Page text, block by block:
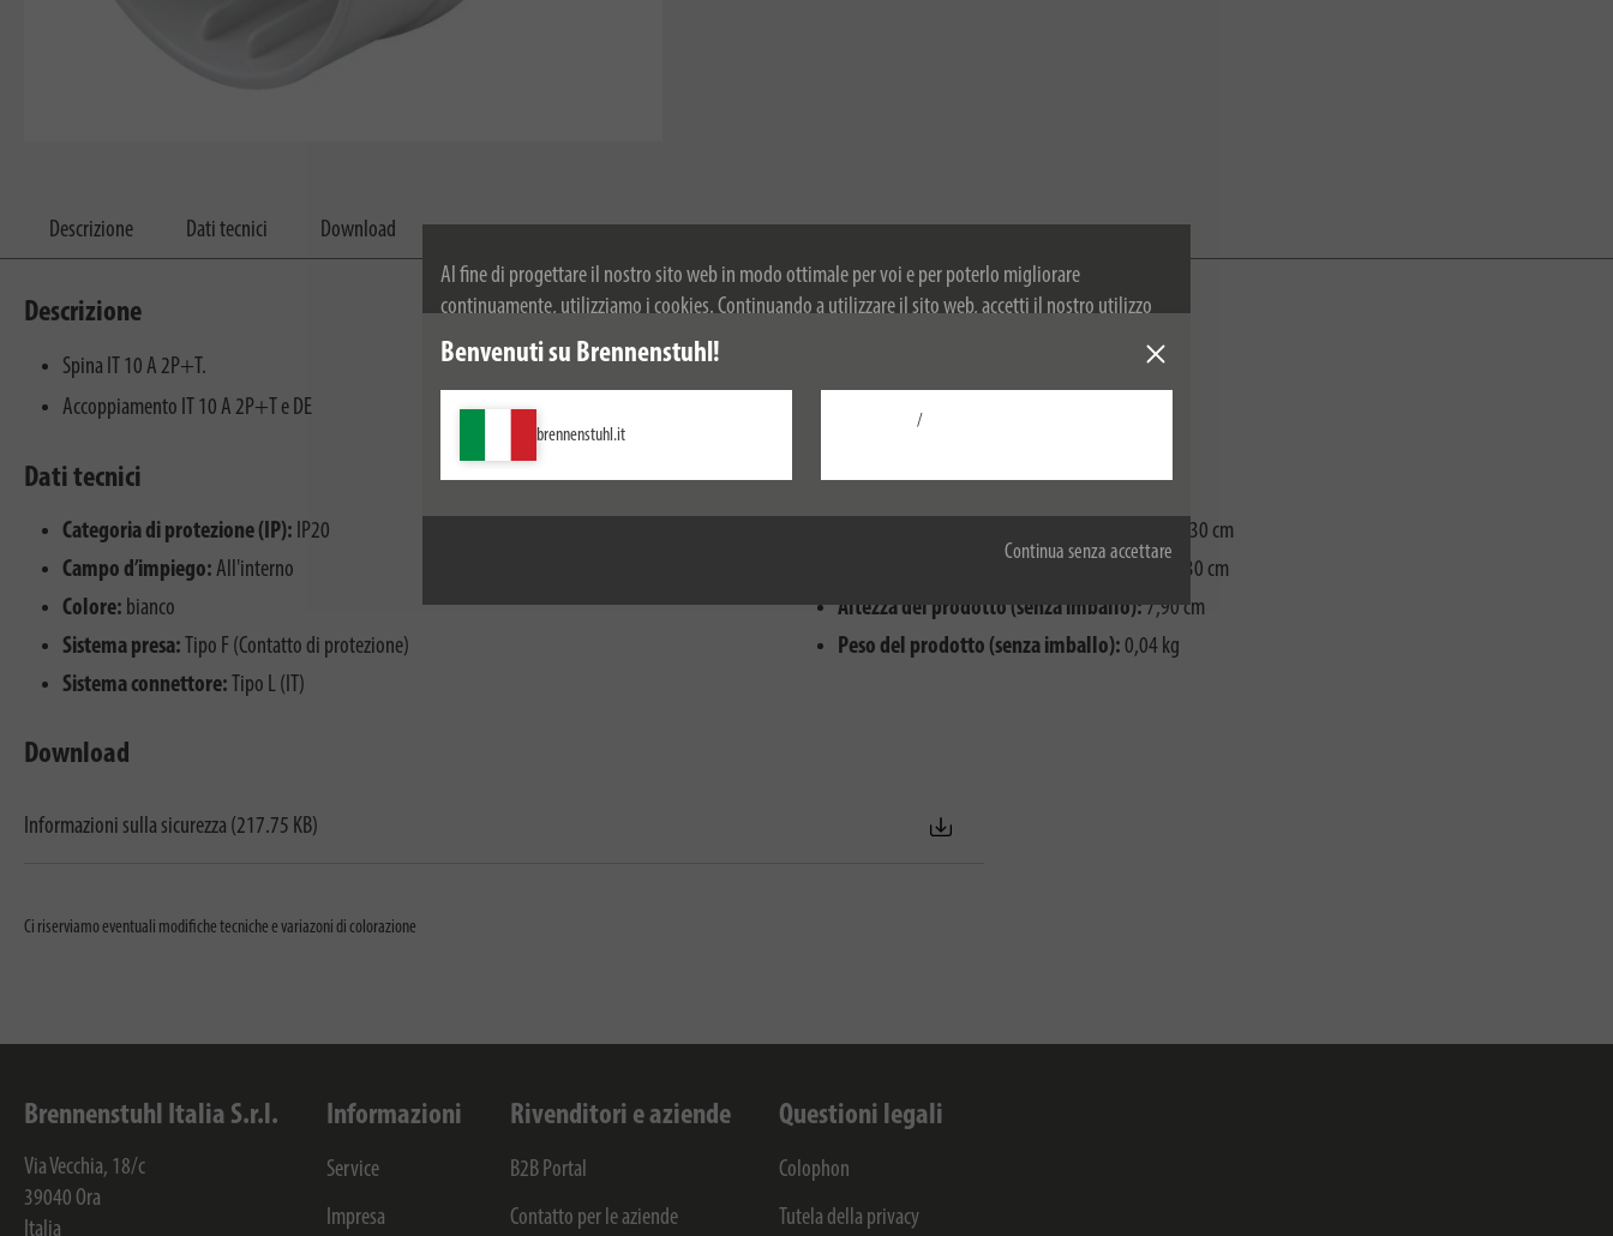
Al fine di progettare il nostro sito web in modo ottimale per voi e per poterlo migliorare
continuamente, utilizziamo i cookies. Continuando a utilizzare il sito web, accetti il nostro utilizzo
dei cookie. Per ulteriori informazioni sui cookie, si prega di consultare la nostra politica sulla
Accetta tutti
Continua senza accettare
Benvenuti su Brennenstuhl!
brennenstuhl.it
/
Descrizione Dati tecnici Download
Descrizione
Spina IT 10 A 2P+T.
Accoppiamento IT 10 A 2P+T e DE
Dati tecnici
Categoria di protezione (IP): IP20
Campo d’impiego: All'interno
Colore: bianco
Sistema presa: Tipo F (Contatto di protezione)
Sistema connettore: Tipo L (IT)
4,30 cm
4,30 cm
Altezza del prodotto (senza imballo):7,90 cm
Peso del prodotto (senza imballo): 0,04 kg
Download
Informazioni sulla sicurezza (217.75 KB)
Ci riserviamo eventuali modifiche tecniche e variazoni di colorazione
Brennenstuhl Italia S.r.l.
Via Vecchia, 18/c
39040 Ora
Italia
Informazioni
Service
Impresa
Rivenditori e aziende
B2B Portal
Contatto per le aziende
Questioni legali
Colophon
Tutela della privacy